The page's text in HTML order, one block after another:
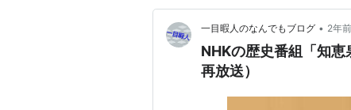
家督譲渡を経て蟄居隠居となり、
:渋川敬直は臼杵藩にお預け処
れ、三右衛門家は断絶となった
一目暇人のなんでもブログ • 2年前
NHKの歴史番組「知
再放送）